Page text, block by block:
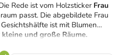
Rede ist vom Holzsticker Frau
passt. Die abgebildete Frau
ist mit Blumen
und große Räume.